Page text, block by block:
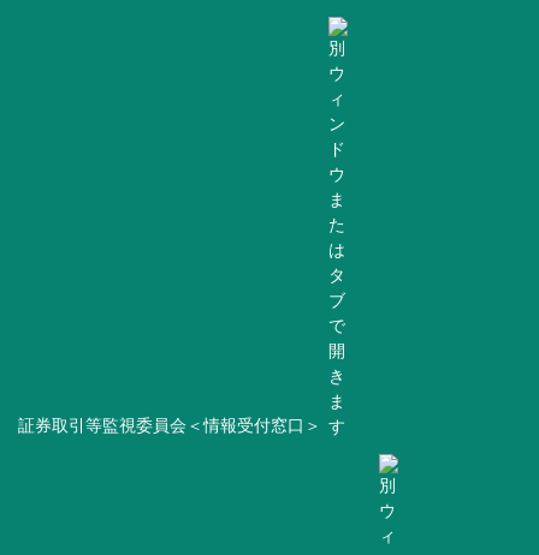
証券取引等監視委員会＜情報受付窓口＞